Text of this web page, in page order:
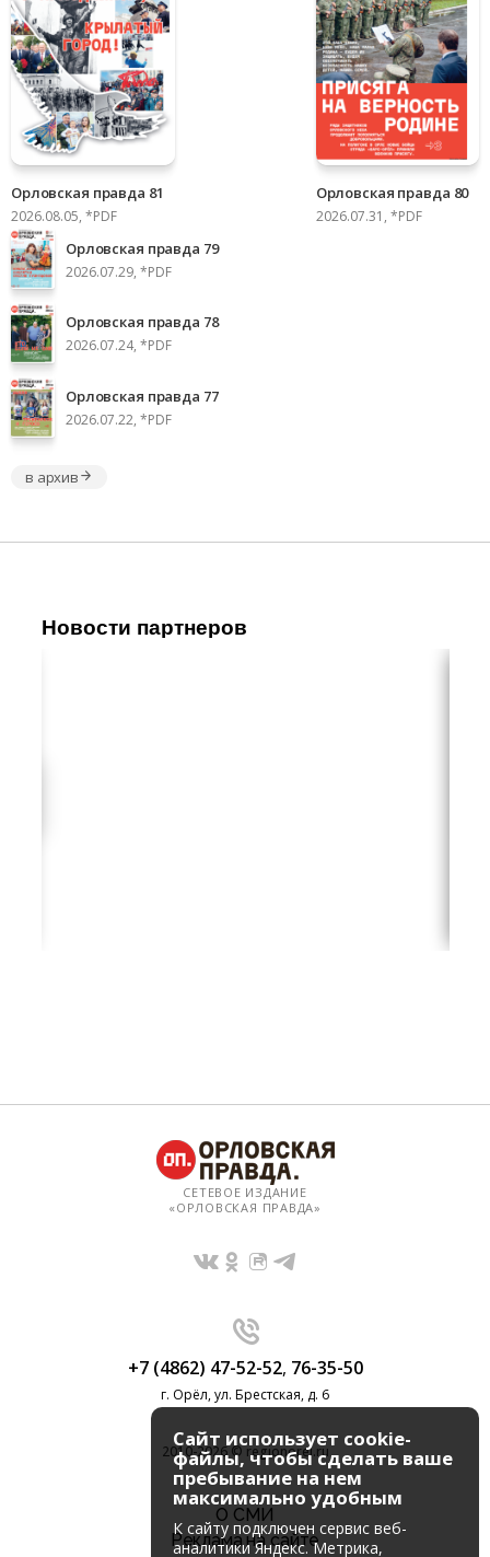
Орловская правда 81
2026.08.05, *PDF
Орловская правда 80
2026.07.31, *PDF
Орловская правда 79
2026.07.29, *PDF
Орловская правда 78
2026.07.24, *PDF
Орловская правда 77
2026.07.22, *PDF
в архив
Новости партнеров
СЕТЕВОЕ ИЗДАНИЕ
«ОРЛОВСКАЯ ПРАВДА»
+7 (4862) 47-52-52, 76-35-50
г. Орёл, ул. Брестская, д. 6
2010-2026 © regionorel.ru
О СМИ
Реклама на сайте
Сайт использует cookie-
файлы, чтобы сделать ваше
пребывание на нем
максимально удобным
К cайту подключен сервис веб-
аналитики Яндекс. Метрика,